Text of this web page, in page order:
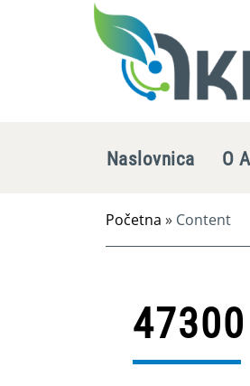
Naslovnica O
Početna » Content